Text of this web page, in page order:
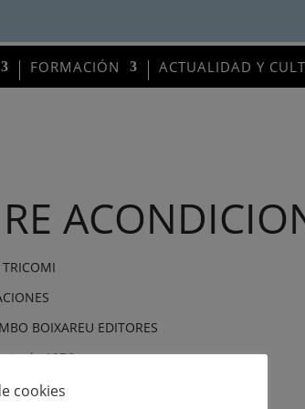
FORMACIÓN ACTUALIDAD Y
TRICOMI
BOIXAREU EDITORES
de 1976
cookies